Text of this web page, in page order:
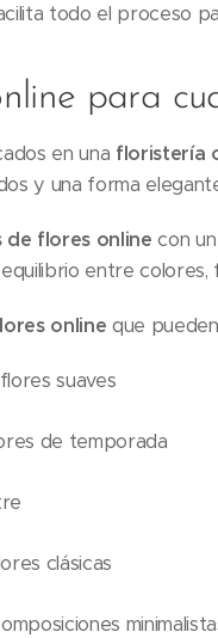
todo el proceso
para
en una floristería
y una forma
de flores online con
entre
online que
suaves
de temporada
clásicas